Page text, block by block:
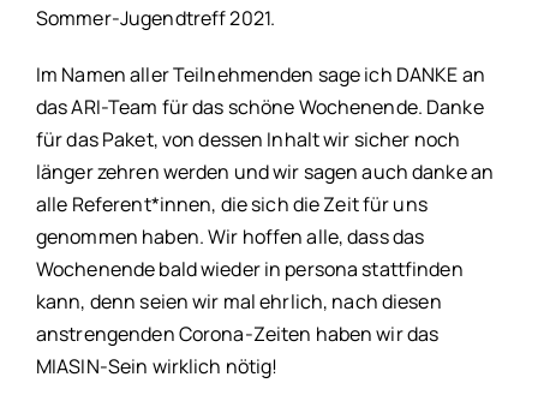
Sommer-Jugendtreff 2021.
Im Namen aller Teilnehmenden sage ich DANKE an
das ARI-Team für das schöne Wochenende. Danke
für das Paket, von dessen Inhalt wir sicher noch
länger zehren werden und wir sagen auch danke an
alle Referent*innen, die sich die Zeit für uns
genommen haben. Wir hoffen alle, dass das
Wochenende bald wieder in persona stattfinden
kann, denn seien wir mal ehrlich, nach diesen
anstrengenden Corona-Zeiten haben wir das
MIASIN-Sein wirklich nötig!